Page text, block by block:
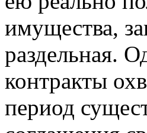
имущества,
раздельная.
контракты
период